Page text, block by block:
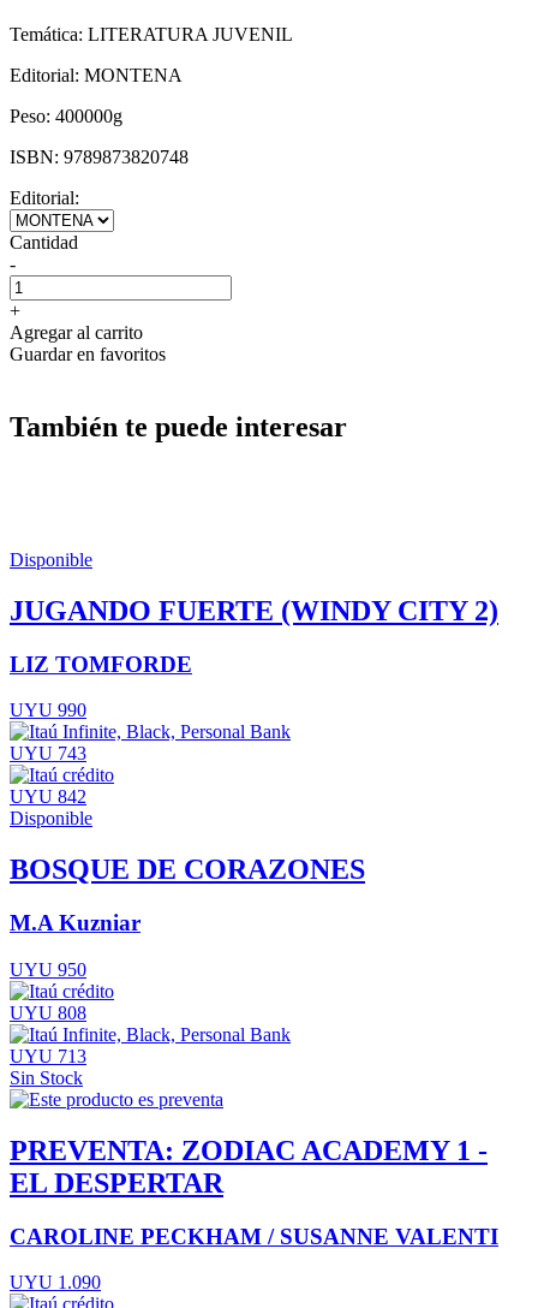
Temática: LITERATURA JUVENIL
Editorial: MONTENA
Peso: 400000g
ISBN: 9789873820748
Editorial:
Cantidad
-
+
Agregar al carrito
Guardar en favoritos
También te puede interesar
Disponible
JUGANDO FUERTE (WINDY CITY 2)
LIZ TOMFORDE
UYU 990
UYU 743
UYU 842
Disponible
BOSQUE DE CORAZONES
M.A Kuzniar
UYU 950
UYU 808
UYU 713
Sin Stock
PREVENTA: ZODIAC ACADEMY 1 -
EL DESPERTAR
CAROLINE PECKHAM / SUSANNE VALENTI
UYU 1.090